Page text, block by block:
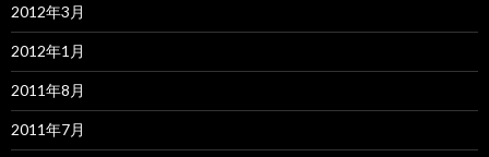
2012年3月
2012年1月
2011年8月
2011年7月